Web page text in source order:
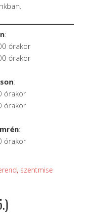
:
órakor
órakor
:
órakor
órakor
:
órakor
, szentmise